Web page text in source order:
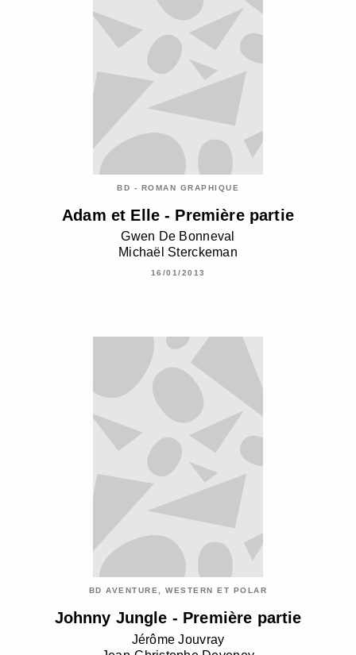
BD - ROMAN GRAPHIQUE
Adam et Elle - Première partie
Gwen De Bonneval
Michaël Sterckeman
16/01/2013
BD AVENTURE, WESTERN ET POLAR
Johnny Jungle - Première partie
Jérôme Jouvray